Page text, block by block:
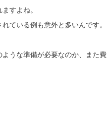
すよね。
ている例も意外と多いんです。
うな準備が必要なのか、また